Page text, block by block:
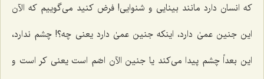
که انسان دارد مانند بینایی و شنوایی! فرض کنید می‌گوییم که الآن
این جنین عمیٰ دارد، اینکه جنین عمیٰ دارد یعنی چه؟! چشم ندارد،
این بعداً چشم پیدا می‌کند یا جنین الآن اصّم است یعنی کر است و